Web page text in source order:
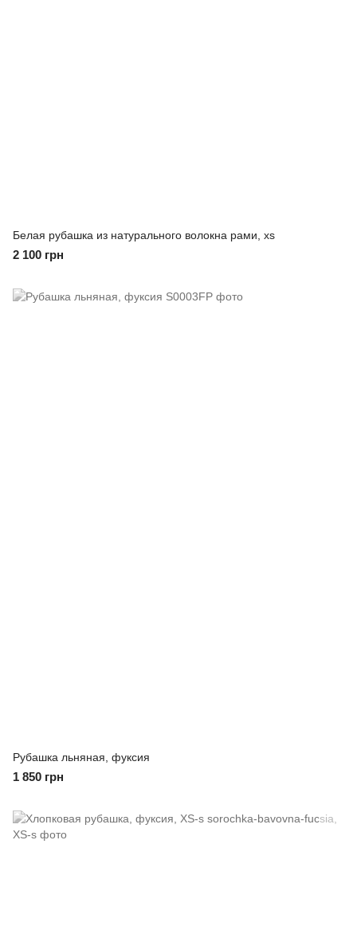
Белая рубашка из натурального волокна рами, xs
2 100 грн
Рубашка льняная, фуксия
1 850 грн